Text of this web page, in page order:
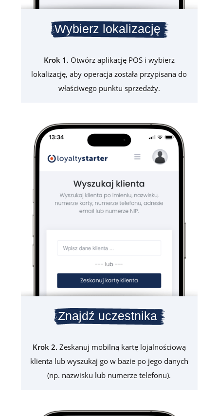
Wybierz lokalizację
Krok 1. Otwórz aplikację POS i wybierz
lokalizację, aby operacja została przypisana do
właściwego punktu sprzedaży.
Znajdź uczestnika
Krok 2. Zeskanuj mobilną kartę lojalnościową
klienta lub wyszukaj go w bazie po jego danych
(np. nazwisku lub numerze telefonu).